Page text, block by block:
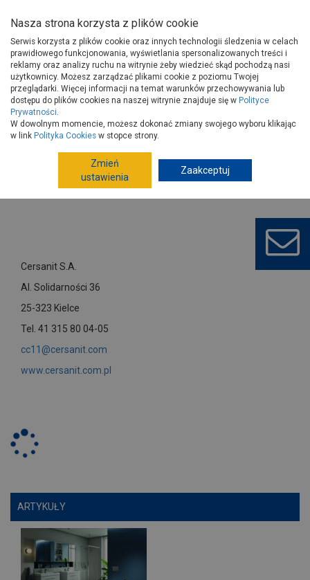
Strona główna Dostawcy Cersanit S.A.
Cersanit S.A.
Al. Solidarności 36
25-323 Kielce
Tel. 41 315 80 04-05
cc11@cersanit.com
www.cersanit.com.pl
ARTYKUŁY
Nasza strona korzysta z plików cookie
Serwis korzysta z plików cookie oraz innych technologii śledzenia w celach
prawidłowego funkcjonowania, wyświetlania spersonalizowanych treści i
reklamy oraz analizy ruchu na witrynie żeby wiedzieć skąd pochodzą nasi
użytkownicy. Możesz zarządzać plikami cookie z poziomu Twojej
przeglądarki. Więcej informacji na temat warunków przechowywania lub
dostępu do plików cookies na naszej witrynie znajduje się w Polityce
Prywatności.
W dowolnym momencie, możesz dokonać zmiany swojego wyboru klikając
w link Polityka Cookies w stopce strony.
Zmień
ustawienia
Zaakceptuj